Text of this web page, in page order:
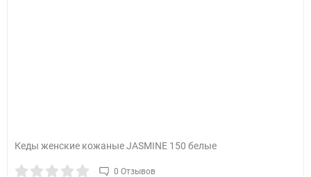
Кеды женские кожаные JASMINE 150 белые
0 Отзывов